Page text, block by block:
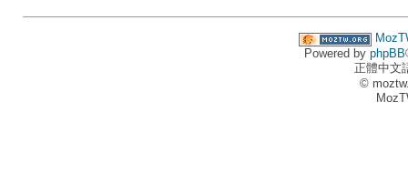
Powered by phpBB
正體中文
©